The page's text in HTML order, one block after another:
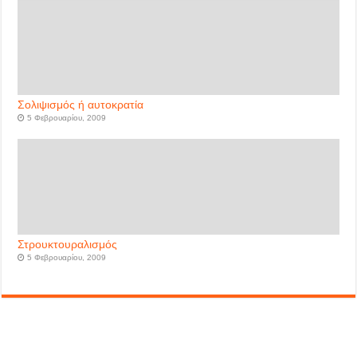
Σολιψισμός ή αυτοκρατία
5 Φεβρουαρίου, 2009
Στρουκτουραλισμός
5 Φεβρουαρίου, 2009